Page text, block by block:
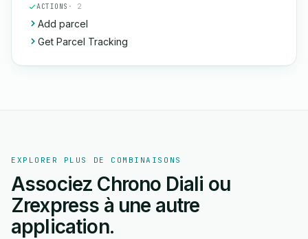
ACTIONS · 2
Add parcel
Get Parcel Tracking
EXPLORER PLUS DE COMBINAISONS
Associez Chrono Diali ou
Zrexpress à une autre
application.